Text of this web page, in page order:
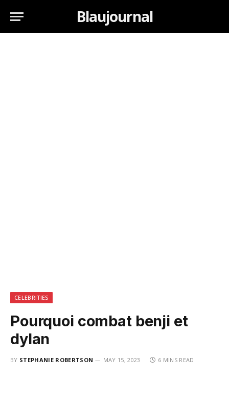
Blaujournal
CELEBRITIES
Pourquoi combat benji et
dylan
BY STEPHANIE ROBERTSON MAY 15, 2023 6 MINS READ